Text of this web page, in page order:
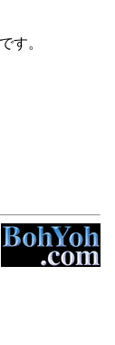
す。